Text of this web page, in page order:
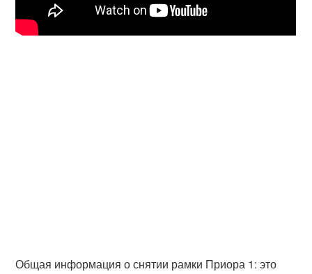
Общая информация о снятии рамки Приора 1: это